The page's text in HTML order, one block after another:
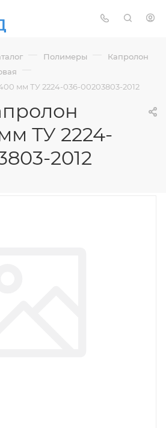
— Полимеры — Капролон
—
мм ТУ 2224-036-00203803-2012
ТУ 2224-
2012